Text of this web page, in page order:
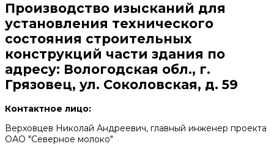
Производство изысканий для
установления технического
состояния строительных
конструкций части здания по
адресу: Вологодская обл., г.
Грязовец, ул. Соколовская, д. 59
Контактное лицо:
Верховцев Николай Андреевич, главный инженер проекта
ОАО "Северное молоко"